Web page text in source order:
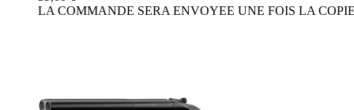
LA COMMANDE SERA ENVOYEE UNE FOIS LA